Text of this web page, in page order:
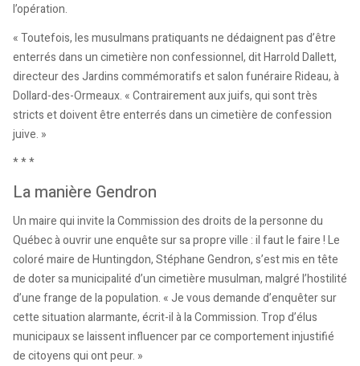
l’opération.
« Toutefois, les musulmans pratiquants ne dédaignent pas d’être
enterrés dans un cimetière non confessionnel, dit Harrold Dallett,
directeur des Jardins commémoratifs et salon funéraire Rideau, à
Dollard-des-Ormeaux. « Contrairement aux juifs, qui sont très
stricts et doivent être enterrés dans un cimetière de confession
juive. »
* * *
La manière Gendron
Un maire qui invite la Commission des droits de la personne du
Québec à ouvrir une enquête sur sa propre ville : il faut le faire ! Le
coloré maire de Huntingdon, Stéphane Gendron, s’est mis en tête
de doter sa municipalité d’un cimetière musulman, malgré l’hostilité
d’une frange de la population. « Je vous demande d’enquêter sur
cette situation alarmante, écrit-il à la Commission. Trop d’élus
municipaux se laissent influencer par ce comportement injustifié
de citoyens qui ont peur. »